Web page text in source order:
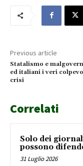
Previous article
Statalismo e
ed italiani i veri
crisi
Correlati
Solo dei
possono
31 Luglio 2026